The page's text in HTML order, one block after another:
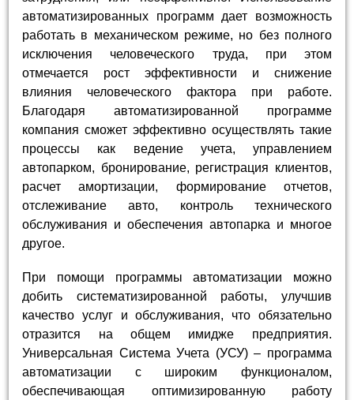
автоматизированных программ дает возможность
работать в механическом режиме, но без полного
исключения человеческого труда, при этом
отмечается рост эффективности и снижение
влияния человеческого фактора при работе.
Благодаря автоматизированной программе
компания сможет эффективно осуществлять такие
процессы как ведение учета, управлением
автопарком, бронирование, регистрация клиентов,
расчет амортизации, формирование отчетов,
отслеживание авто, контроль технического
обслуживания и обеспечения автопарка и многое
другое.
При помощи программы автоматизации можно
добить систематизированной работы, улучшив
качество услуг и обслуживания, что обязательно
отразится на общем имидже предприятия.
Универсальная Система Учета (УСУ) – программа
автоматизации с широким функционалом,
обеспечивающая оптимизированную работу